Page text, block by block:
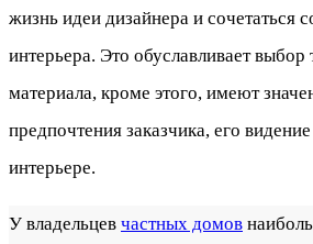
жизнь идеи дизайнера и сочетаться
интерьера. Это обуславливает выбор
материала, кроме этого, имеют
предпочтения заказчика, его
интерьере.
У владельцев частных домов